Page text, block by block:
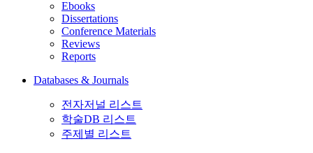
Ebooks
Dissertations
Conference Materials
Reviews
Reports
Databases & Journals
전자저널 리스트
학술DB 리스트
주제별 리스트